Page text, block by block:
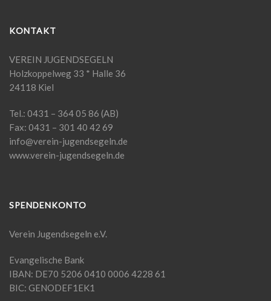
KONTAKT
VEREIN JUGENDSEGELN
Holzkoppelweg 33 * Halle 36
24118 Kiel
Tel.: 0431 – 364 05 86 (AB)
Fax: 0431 – 301 40 42 69
info@verein-jugendsegeln.de
www.verein-jugendsegeln.de
SPENDENKONTO
Verein Jugendsegeln e.V.
Evangelische Bank
IBAN: DE70 5206 0410 0006 4228 61
BIC: GENODEF1EK1